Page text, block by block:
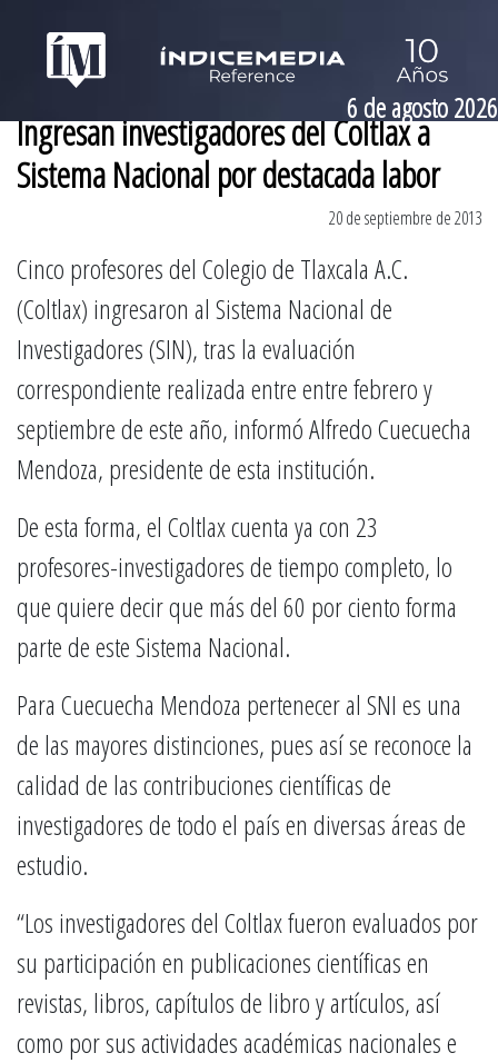
6 de agosto 2026
Ingresan investigadores del Coltlax a
Sistema Nacional por destacada labor
20 de septiembre de 2013
Cinco profesores del Colegio de Tlaxcala A.C.
(Coltlax) ingresaron al Sistema Nacional de
Investigadores (SIN), tras la evaluación
correspondiente realizada entre entre febrero y
septiembre de este año, informó Alfredo Cuecuecha
Mendoza, presidente de esta institución.
De esta forma, el Coltlax cuenta ya con 23
profesores-investigadores de tiempo completo, lo
que quiere decir que más del 60 por ciento forma
parte de este Sistema Nacional.
Para Cuecuecha Mendoza pertenecer al SNI es una
de las mayores distinciones, pues así se reconoce la
calidad de las contribuciones científicas de
investigadores de todo el país en diversas áreas de
estudio.
“Los investigadores del Coltlax fueron evaluados por
su participación en publicaciones científicas en
revistas, libros, capítulos de libro y artículos, así
como por sus actividades académicas nacionales e